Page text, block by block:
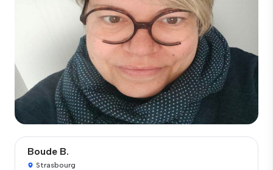
Boude B.
Strasbourg